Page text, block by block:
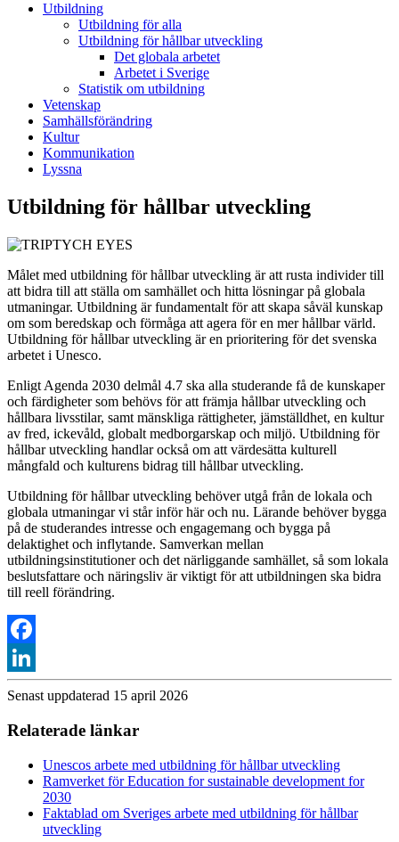
Utbildning
Utbildning för alla
Utbildning för hållbar utveckling
Det globala arbetet
Arbetet i Sverige
Statistik om utbildning
Vetenskap
Samhällsförändring
Kultur
Kommunikation
Lyssna
Utbildning för hållbar utveckling
Målet med utbildning för hållbar utveckling är att rusta individer till
att bidra till att ställa om samhället och hitta lösningar på globala
utmaningar. Utbildning är fundamentalt för att skapa såväl kunskap
om som beredskap och förmåga att agera för en mer hållbar värld.
Utbildning för hållbar utveckling är en prioritering för det svenska
arbetet i Unesco.
Enligt Agenda 2030 delmål 4.7 ska alla studerande få de kunskaper
och färdigheter som behövs för att främja hållbar utveckling och
hållbara livsstilar, samt mänskliga rättigheter, jämställdhet, en kultur
av fred, ickevåld, globalt medborgarskap och miljö. Utbildning för
hållbar utveckling handlar också om att värdesätta kulturell
mångfald och kulturens bidrag till hållbar utveckling.
Utbildning för hållbar utveckling behöver utgå från de lokala och
globala utmaningar vi står inför här och nu. Lärande behöver bygga
på de studerandes intresse och engagemang och bygga på
delaktighet och inflytande. Samverkan mellan
utbildningsinstitutioner och det närliggande samhället, så som lokala
beslutsfattare och näringsliv är viktigt för att utbildningen ska bidra
till reell förändring.
Facebook
LinkedIn
Senast uppdaterad 15 april 2026
Relaterade länkar
Unescos arbete med utbildning för hållbar utveckling
Ramverket för Education for sustainable development for
2030
Faktablad om Sveriges arbete med utbildning för hållbar
utveckling